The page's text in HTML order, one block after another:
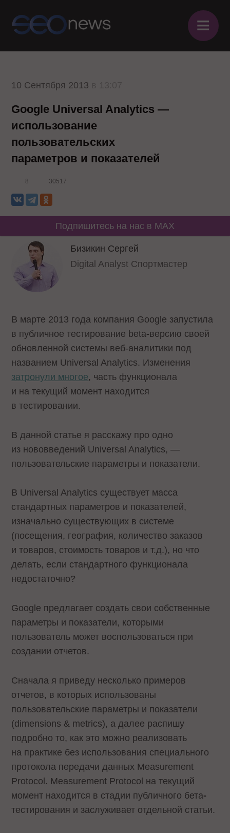
≡
10 Сентября 2013
Google Universal Analytics —
использование
пользовательских
параметров и показателей
8 30517
Подпишитесь на нас в MAX
Бизикин Сергей
Digital Analyst Спортмастер
В марте 2013 года компания Google запустила
в публичное тестирование beta-версию своей
обновленной системы веб-аналитики под
названием Universal Analytics. Изменения
затронули многое, часть функционала
и на текущий момент находится
в тестировании.
В данной статье я расскажу про одно
из нововведений Universal Analytics, —
пользовательские параметры и показатели.
В Universal Analytics существует масса
стандартных параметров и показателей,
изначально существующих в системе
(посещения, география, количество заказов
и товаров, стоимость товаров и т.д.), но что
делать, если стандартного функционала
недостаточно?
Google предлагает создать свои собственные
параметры и показатели, которыми
пользователь может воспользоваться при
создании отчетов.
Сначала я приведу несколько примеров
отчетов, в которых использованы
пользовательские параметры и показатели
(dimensions & metrics), а далее распишу
подробно то, как это можно реализовать
на практике без использования специального
протокола передачи данных Measurement
Protocol. Measurement Protocol на текущий
момент находится в стадии публичного бета-
тестирования и заслуживает отдельной статьи.